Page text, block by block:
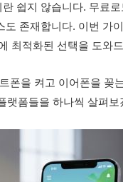
쉽지 않습니다. 무료
존재합니다. 이번 가
최적화된 선택을 도와
폰을 켜고 이어폰을 꽂
랫폼들을 하나씩 살펴보